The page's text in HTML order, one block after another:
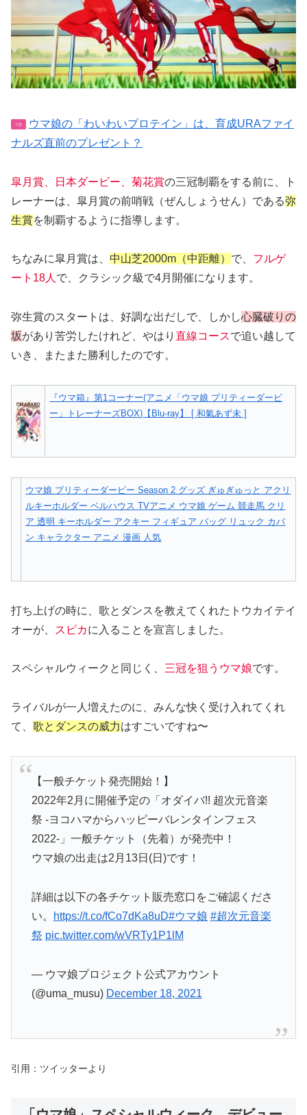
⇒
ウマ娘の「わいわいプロテイン」は、育成URAファイ
ナルズ直前のプレゼント？
皐月賞、日本ダービー、菊花賞の三冠制覇をする前に、ト
レーナーは、皐月賞の前哨戦（ぜんしょうせん）である弥
生賞を制覇するように指導します。
ちなみに皐月賞は、 中山芝2000m（中距離） で、 フルゲ
ート18人 で、クラシック級で4月開催になります。
弥生賞のスタートは、好調な出だしで、しかし心臓破りの
坂があり苦労したけれど、やはり 直線コースで追い越して
いき、またまた勝利したのです。
『ウマ箱』第1コーナー(アニメ「ウマ娘 プリティーダービ
ー」トレーナーズBOX)【Blu-ray】 [ 和氣あず未 ]
ウマ娘 プリティーダービー Season 2 グッズ ぎゅぎゅっと アクリ
ルキーホルダー ベルハウス TVアニメ ウマ娘 ゲーム 競走馬 クリ
ア 透明 キーホルダー アクキー フィギュア バッグ リュック カバ
ン キャラクター アニメ 漫画 人気
打ち上げの時に、歌とダンスを教えてくれたトウカイテイ
オーが、
スピカに入ることを宣言しました。
スペシャルウィークと同じく、 三冠を狙うウマ娘です。
ライバルが一人増えたのに、みんな快く受け入れてくれ
て、 歌とダンスの威力はすごいですね〜
【一般チケット発売開始！】
2022年2月に開催予定の「オダイバ!! 超次元音楽
祭 -ヨコハマからハッピーバレンタインフェス
2022-」一般チケット（先着）が発売中！
ウマ娘の出走は2月13日(日)です！
詳細は以下の各チケット販売窓口をご確認くださ
い。
https://t.co/fCo7dKa8uD#ウマ娘 #超次元音楽
祭 pic.twitter.com/wVRTy1P1lM
— ウマ娘プロジェクト公式アカウント
(@uma_musu) December 18, 2021
引用：ツイッターより